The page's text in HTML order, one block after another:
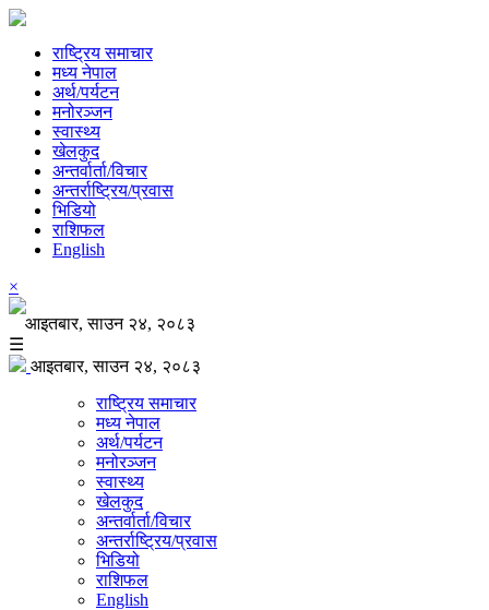
राष्ट्रिय समाचार
मध्य नेपाल
अर्थ/पर्यटन
मनोरञ्जन
स्वास्थ्य
खेलकुद
अन्तर्वार्ता/विचार
अन्तर्राष्ट्रिय/प्रवास
भिडियो
राशिफल
English
×
आइतबार, साउन २४, २०८३
☰
आइतबार, साउन २४, २०८३
राष्ट्रिय समाचार
मध्य नेपाल
अर्थ/पर्यटन
मनोरञ्जन
स्वास्थ्य
खेलकुद
अन्तर्वार्ता/विचार
अन्तर्राष्ट्रिय/प्रवास
भिडियो
राशिफल
English